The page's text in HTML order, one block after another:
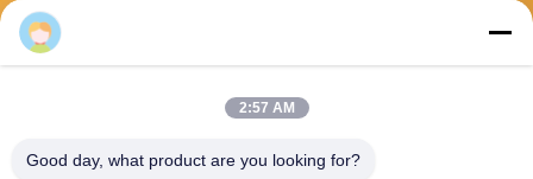
2:57 AM
Good day, what product are you looking for?